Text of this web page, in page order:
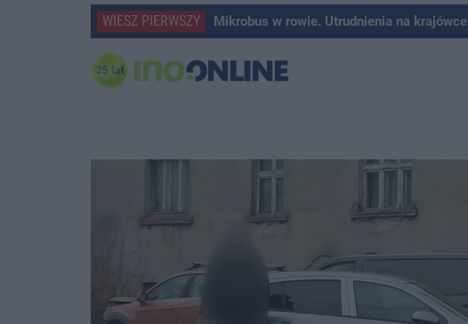
WIESZ PIERWSZY Mikrobus w rowie. Utrudnienia na krajówce